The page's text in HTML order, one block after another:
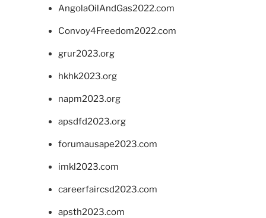
AngolaOilAndGas2022.com
Convoy4Freedom2022.com
grur2023.org
hkhk2023.org
napm2023.org
apsdfd2023.org
forumausape2023.com
imkl2023.com
careerfaircsd2023.com
apsth2023.com